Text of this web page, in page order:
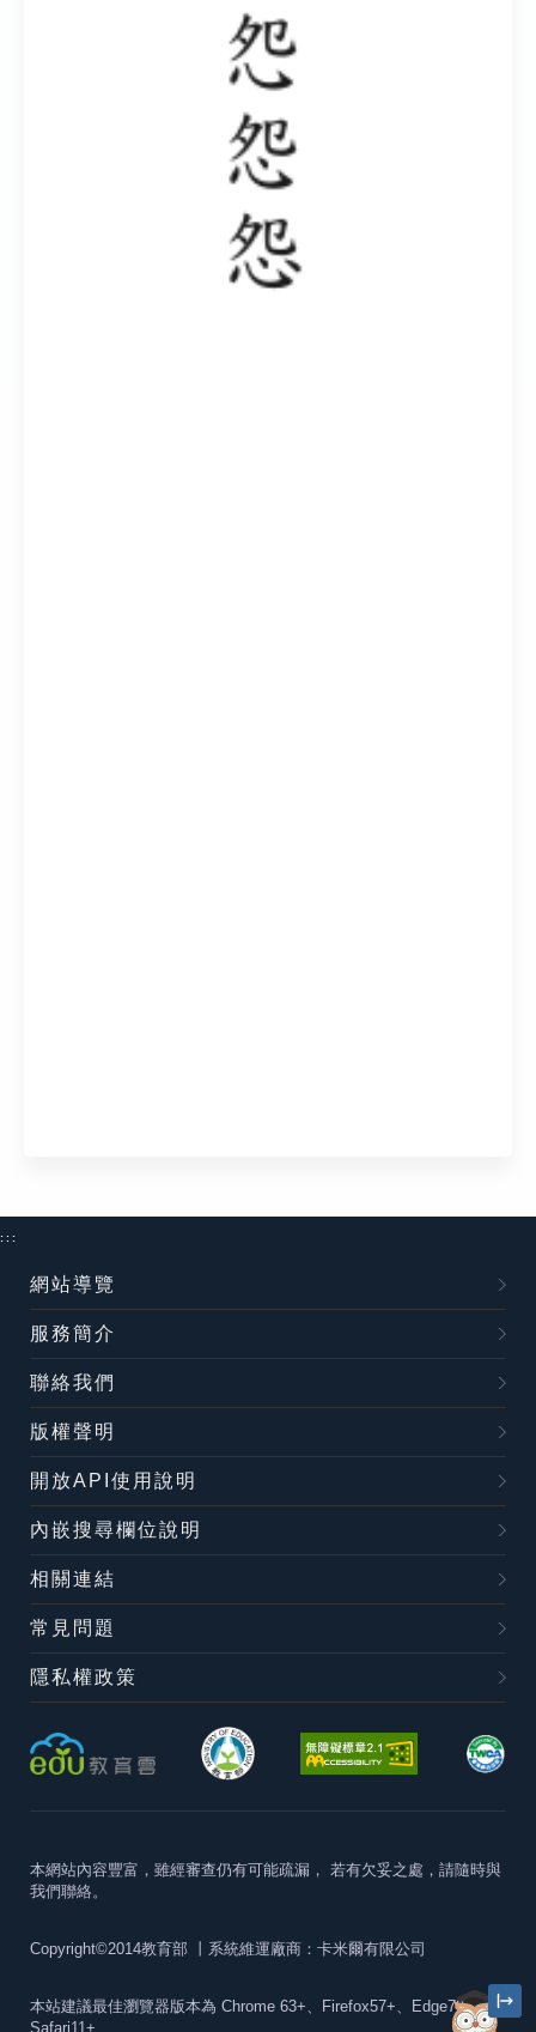
:::
網站導覽
服務簡介
聯絡我們
版權聲明
開放API使用說明
內嵌搜尋欄位說明
相關連結
常見問題
隱私權政策
本網站內容豐富，雖經審查仍有可能疏漏， 若有欠妥之處，請隨時與
我們聯絡。
Copyright©2014教育部 丨系統維運廠商：卡米爾有限公司
本站建議最佳瀏覽器版本為 Chrome 63+、Firefox57+、Edge79+及
Safari11+